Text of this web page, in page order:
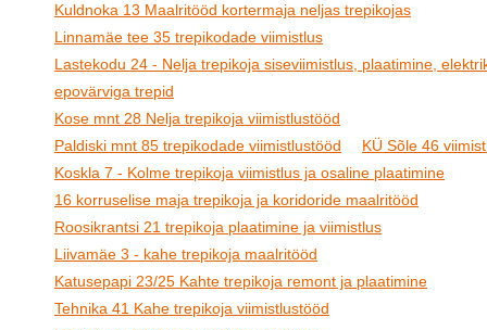
Kuldnoka 13 Maalritööd kortermaja neljas trepikojas
Linnamäe tee 35 trepikodade viimistlus
Lastekodu 24 - Nelja trepikoja siseviimistlus, plaatimine,
epovärviga trepid
Kose mnt 28 Nelja trepikoja viimistlustööd
Paldiski mnt 85 trepikodade viimistlustööd
KÜ Sõle 46
Koskla 7 - Kolme trepikoja viimistlus ja osaline plaatimine
16 korruselise maja trepikoja ja koridoride maalritööd
Roosikrantsi 21 trepikoja plaatimine ja viimistlus
Liivamäe 3 - kahe trepikoja maalritööd
Katusepapi 23/25 Kahte trepikoja remont ja plaatimine
Tehnika 41 Kahe trepikoja viimistlustööd